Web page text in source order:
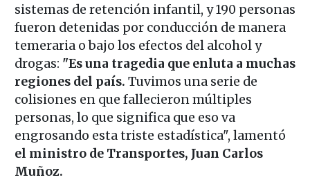
sistemas de retención infantil, y 190 personas
fueron detenidas por conducción de manera
temeraria o bajo los efectos del alcohol y
drogas: "Es una tragedia que enluta a muchas
regiones del país. Tuvimos una serie de
colisiones en que fallecieron múltiples
personas, lo que significa que eso va
engrosando esta triste estadística", lamentó
el ministro de Transportes, Juan Carlos
Muñoz.